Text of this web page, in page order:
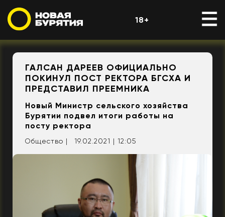
18+
ГАЛСАН ДАРЕЕВ ОФИЦИАЛЬНО
ПОКИНУЛ ПОСТ РЕКТОРА БГСХА И
ПРЕДСТАВИЛ ПРЕЕМНИКА
Новый Министр сельского хозяйства
Бурятии подвел итоги работы на
посту ректора
Общество | 19.02.2021 | 12:05